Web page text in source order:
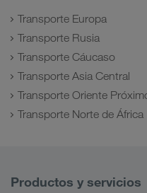
Transporte Europa
Transporte Rusia
Transporte Cáucaso
Transporte Asia Central
Transporte Oriente
Transporte Norte de África
Productos y servicios